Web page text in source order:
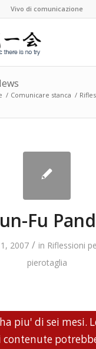
Vivo di comunicazione
/ Comunicare stanca /
Fu
2007 / in Riflessioni
pierotaglia
piu' di sei mesi.